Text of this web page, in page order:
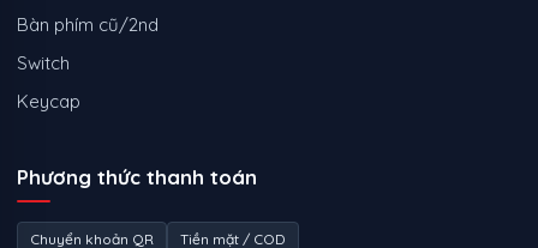
Bàn phím cũ/2nd
Switch
Keycap
Phương thức thanh toán
Chuyển khoản QR Tiền mặt / COD